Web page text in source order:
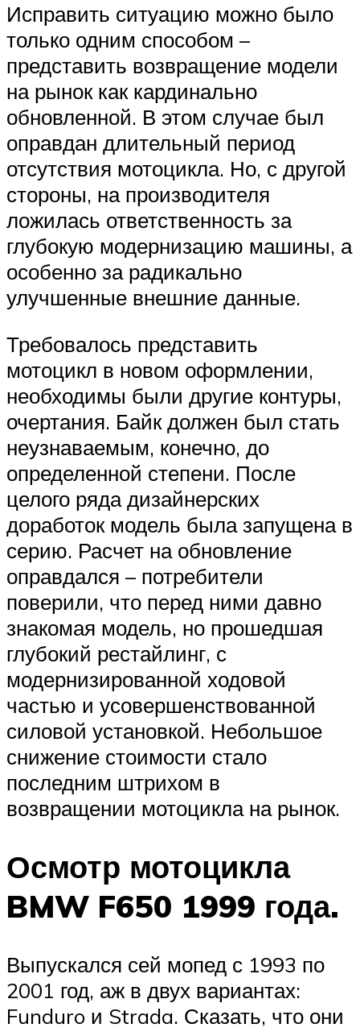
Исправить ситуацию можно было
только одним способом –
представить возвращение модели
на рынок как кардинально
обновленной. В этом случае был
оправдан длительный период
отсутствия мотоцикла. Но, с другой
стороны, на производителя
ложилась ответственность за
глубокую модернизацию машины, а
особенно за радикально
улучшенные внешние данные.
Требовалось представить
мотоцикл в новом оформлении,
необходимы были другие контуры,
очертания. Байк должен был стать
неузнаваемым, конечно, до
определенной степени. После
целого ряда дизайнерских
доработок модель была запущена в
серию. Расчет на обновление
оправдался – потребители
поверили, что перед ними давно
знакомая модель, но прошедшая
глубокий рестайлинг, с
модернизированной ходовой
частью и усовершенствованной
силовой установкой. Небольшое
снижение стоимости стало
последним штрихом в
возвращении мотоцикла на рынок.
Осмотр мотоцикла
BMW F650 1999 года.
Выпускался сей мопед с 1993 по
2001 год, аж в двух вариантах:
Funduro и Strada. Сказать, что они